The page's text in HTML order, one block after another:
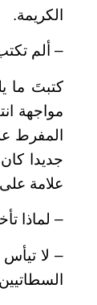
الكريمة.
– ألم
كتبتَ ما
مواجهة
المفرط
جديدا
علامة على
– لماذا
– لا تيأس
السطاتيين